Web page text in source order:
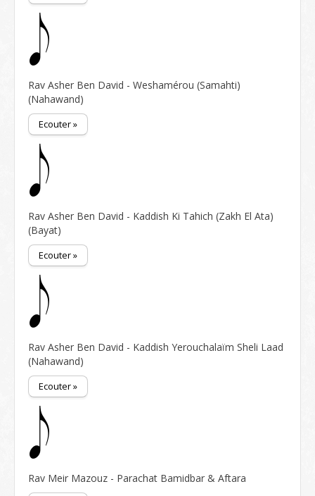
Rav Asher Ben David - Weshamérou (Samahti)
(Nahawand)
Ecouter »
Rav Asher Ben David - Kaddish Ki Tahich (Zakh El Ata)
(Bayat)
Ecouter »
Rav Asher Ben David - Kaddish Yerouchalaïm Sheli Laad
(Nahawand)
Ecouter »
Rav Meir Mazouz - Parachat Bamidbar & Aftara